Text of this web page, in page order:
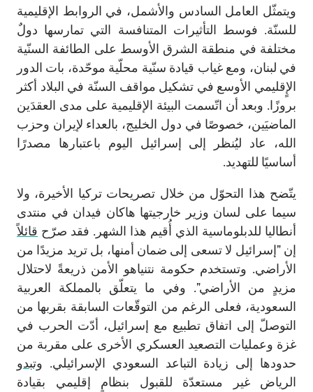
ويتمثّل العامل السادس والأشمل، في الروابط الإقليمية
للسنّة. فوسط التأثيرات المتنافسة التي تمارسها دولٌ
مختلفة في منطقة الشرق الأوسط على الطائفة السنّية
في لبنان، ومع غياب قيادة سنّية محلّية موحّدة، بات الدور
الإٍقليمي الأوسع في تشكيل مواقف السنّة في البلاد أكثر
بروزًا. وبعد أن اتّسمت البيئة الإقليمية على مدى العقدَين
الماضيَين، خصوصًا في دول الخليج، بالعداء لإيران وحزب
الله، عاد ليُنظر إلى إسرائيل اليوم باعتبارها مصدرًا
أساسيًا للتهديد.
يتّضح هذا التحوّل من خلال تصريحات تركيا الأخيرة، ولا
سيما على لسان وزير خارجيتها هاكان فيدان في منتدى
أنطاليا للدبلوماسية الذي أُقيم هذا الشهر. فقد صرّح قائلا
إن "إسرائيل لا تسعى إلى ضمان أمنها، بل تريد مزيدًا من
الأراضي. وتستخدم حكومة نتنياهو الأمن ذريعةً لاحتلال
مزيدٍ من الأراضي". وفي ما يتعلّق بالمملكة العربية
السعودية، فعلى الرغم من التوقّعات السابقة بقربها من
التوصلّ إلى اتفاق تطبيع مع إسرائيل، أدّت الحرب في
غزة وعمليات التصعيد العسكري الأخرى على مقربة من
حدودها إلى زيادة التباعد السعودي الإسرائيلي. وتبدو
الرياض غير مستعدّة للقبول بنظامٍ إقليمي بقيادة